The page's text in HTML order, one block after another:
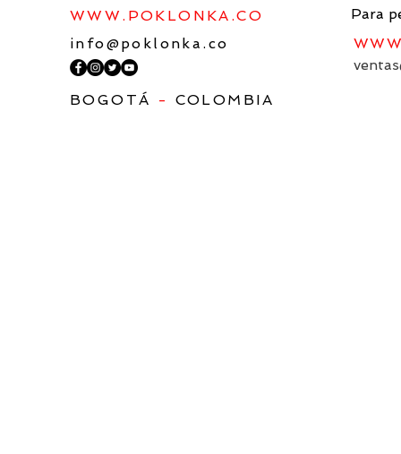
WWW.POKLONKA.CO
info@poklonka.co
Para
BOGOTÁ - COLOMBIA